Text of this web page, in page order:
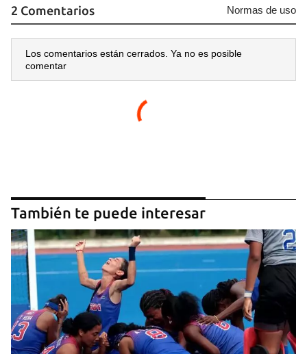
INICIAR SESIÓN
2 Comentarios Normas de uso
Los comentarios están cerrados. Ya no es posible
comentar
También te puede interesar